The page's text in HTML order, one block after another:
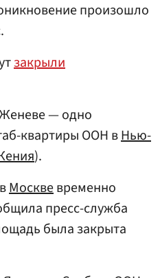
произошло
закрыли
— одно
квартиры ООН вНью-
).
Москвевременно
пресс-служба
была закрыта